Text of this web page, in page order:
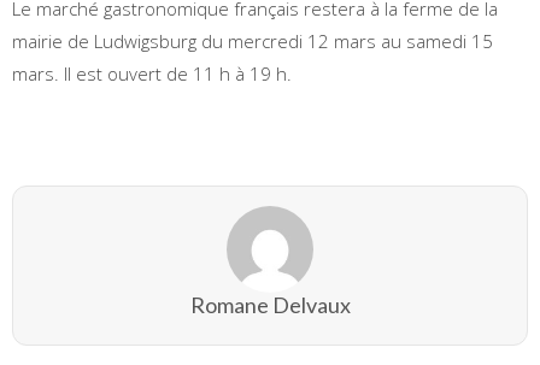
Le marché gastronomique français restera à la ferme de la
mairie de Ludwigsburg du mercredi 12 mars au samedi 15
mars. Il est ouvert de 11 h à 19 h.
Romane Delvaux